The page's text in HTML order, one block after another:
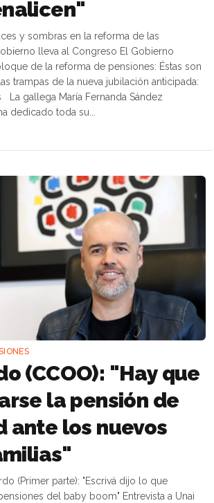
y sombras en la reforma de las
lleva al Congreso El Gobierno
de la reforma de pensiones: Éstas son
dedicado toda su...
(CCOO): "Hay que
la pensión de
ante los nuevos
(Primer parte): "Escrivá dijo lo que
del baby boom" Entrevista a Unai